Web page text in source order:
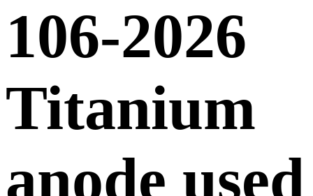
106-2026
Titanium
anode used